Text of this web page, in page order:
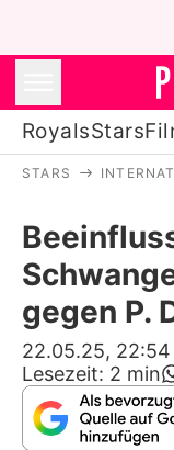
RoyalsStars
STARS
gegen P.
22.05.25, 22:54
Lesezeit: 2 min